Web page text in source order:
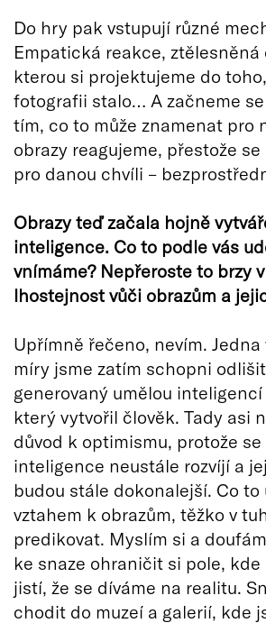
Do hry pak vstupují různé
Empatická reakce, ztělesněná
kterou si projektujeme do
fotografii stalo… A začneme
tím, co to může znamenat pro
obrazy reagujeme, přestože
pro danou chvíli –
Obrazy teď začala hojně
inteligence. Co to podle vás
vnímáme? Nepřeroste to brzy
lhostejnost vůči obrazům a
Upřímně řečeno, nevím. Jedna
míry jsme zatím schopni
generovaný umělou inteligencí
který vytvořil člověk. Tady asi
důvod k optimismu, protože se
inteligence neustále rozvíjí a
budou stále dokonalejší. Co to
vztahem k obrazům, těžko v
predikovat. Myslím si a
ke snaze ohraničit si pole, kde
jistí, že se díváme na realitu.
chodit do muzeí a galerií, kde